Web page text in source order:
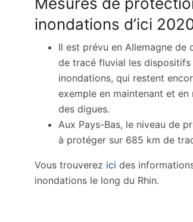
inondations d’ici
Il est prévu en Allemagne de
de tracé fluvial les
inondations, qui restent
exemple en maintenant et
des digues.
Aux Pays-Bas, le niveau de
à protéger sur 685 km de
Vous trouverez ici des
inondations le long du Rhin.